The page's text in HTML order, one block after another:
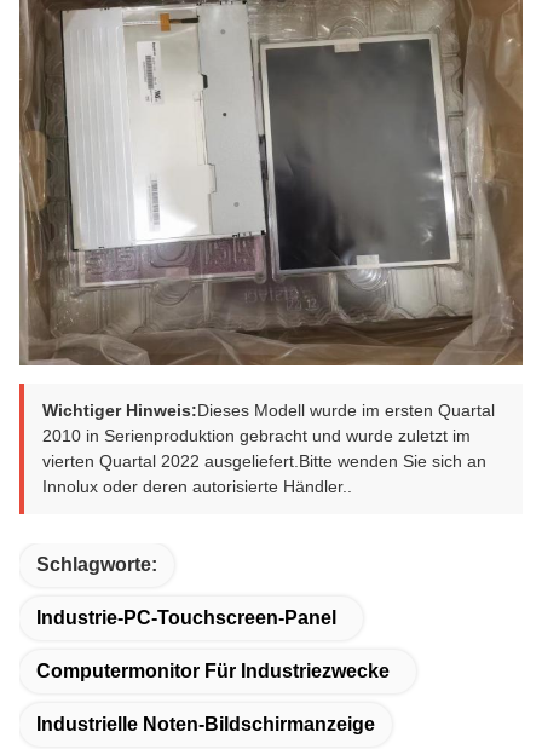
Wichtiger Hinweis:Dieses Modell wurde im ersten Quartal
2010 in Serienproduktion gebracht und wurde zuletzt im
vierten Quartal 2022 ausgeliefert.Bitte wenden Sie sich an
Innolux oder deren autorisierte Händler..
Schlagworte:
Industrie-PC-Touchscreen-Panel
Computermonitor Für Industriezwecke
Industrielle Noten-Bildschirmanzeige